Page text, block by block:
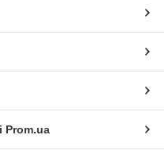
Prom.ua